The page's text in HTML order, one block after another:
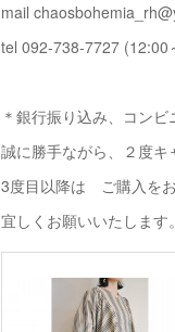
mail
tel 092-738-7727 (12:00
＊銀行振り込み、コン
誠に勝手ながら、２度
3度目以降は ご購入をお
宜しくお願いいたします。